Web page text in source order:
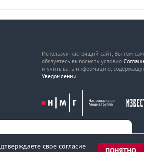
Используя настоящий сайт, Вы тем
обязуетесь выполнять условия
и учитывать информацию,
Уведомлении.
свое согласие